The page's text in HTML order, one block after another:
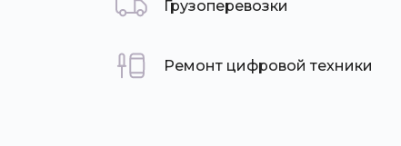
Грузоперевозки
Ремонт цифровой техники